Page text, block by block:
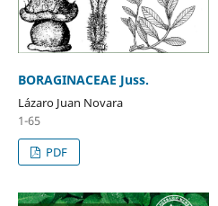
BORAGINACEAE Juss.
Lázaro Juan Novara
1-65
PDF